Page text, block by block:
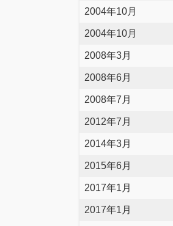
2004年10月
2004年10月
2008年3月
2008年6月
2008年7月
2012年7月
2014年3月
2015年6月
2017年1月
2017年1月